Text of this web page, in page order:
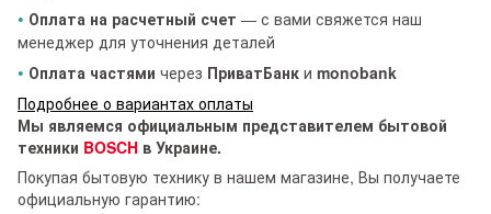
• Оплата на расчетный счет — с вами свяжется наш
менеджер для уточнения деталей
• Оплата частями через ПриватБанк и monobank
Подробнее о вариантах оплаты
Мы являемся официальным представителем бытовой
техники BOSCH в Украине.
Покупая бытовую технику в нашем магазине, Вы получаете
официальную гарантию: